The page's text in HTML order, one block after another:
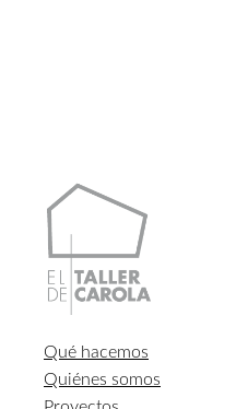
Qué hacemos
Quiénes somos